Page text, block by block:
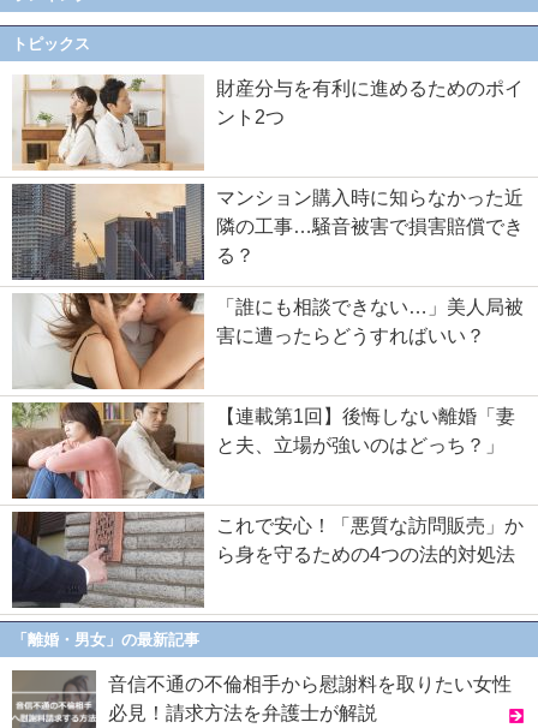
トピックス
財産分与を有利に進めるためのポイ
ント2つ
マンション購入時に知らなかった近
隣の工事…騒音被害で損害賠償でき
る？
「誰にも相談できない…」美人局被
害に遭ったらどうすればいい？
【連載第1回】後悔しない離婚「妻
と夫、立場が強いのはどっち？」
これで安心！「悪質な訪問販売」か
ら身を守るための4つの法的対処法
「離婚・男女」の最新記事
音信不通の不倫相手から慰謝料を取りたい女性
必見！請求方法を弁護士が解説